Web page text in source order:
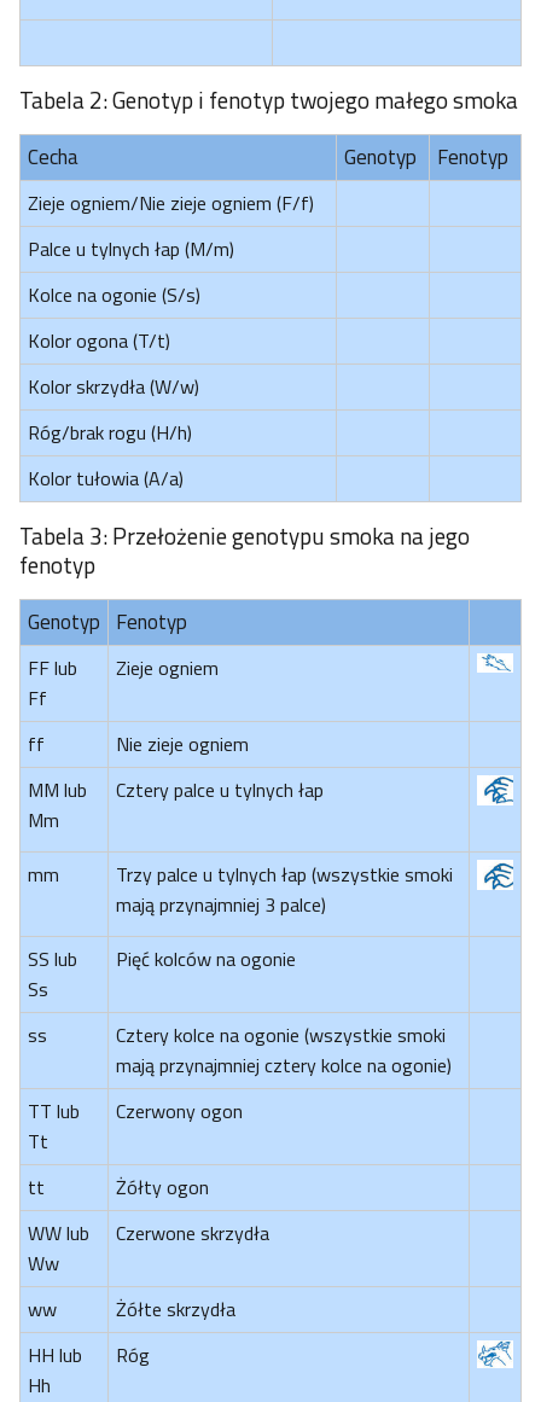
Cecha Genotyp Fenotyp
Tabela 2: Genotyp i fenotyp twojego małego smoka
Zieje ogniem/Nie zieje ogniem (F/f)
Palce u tylnych łap (M/m)
Kolce na ogonie (S/s)
Kolor ogona (T/t)
Kolor skrzydła (W/w)
Róg/brak rogu (H/h)
Kolor tułowia (A/a)
Genotyp Fenotyp
Tabela 3: Przełożenie genotypu smoka na jego
fenotyp
FF lub
Ff
Zieje ogniem
ff
Nie zieje ogniem
MM lub
Mm
Cztery palce u tylnych łap
mm
Trzy palce u tylnych łap (wszystkie smoki
mają przynajmniej 3 palce)
SS lub
Ss
Pięć kolców na ogonie
ss
Cztery kolce na ogonie (wszystkie smoki
mają przynajmniej cztery kolce na ogonie)
TT lub
Tt
Czerwony ogon
tt
Żółty ogon
WW lub
Ww
Czerwone skrzydła
ww
Żółte skrzydła
HH lub
Hh
Róg